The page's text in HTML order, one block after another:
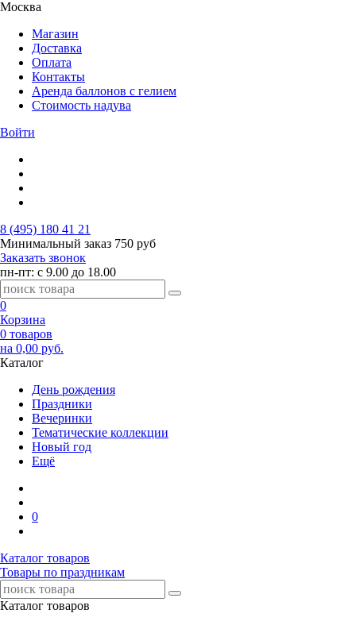
Москва
Магазин
Доставка
Оплата
Контакты
Аренда баллонов с гелием
Стоимость надува
Войти
8 (495) 180 41 21
Минимальный заказ 750 руб
Заказать звонок
пн-пт: с 9.00 до 18.00
0
Корзина
0 товаров
на 0,00 руб.
Каталог
День рождения
Праздники
Вечеринки
Тематические коллекции
Новый год
Ещё
0
Каталог товаров
Товары по праздникам
Каталог товаров